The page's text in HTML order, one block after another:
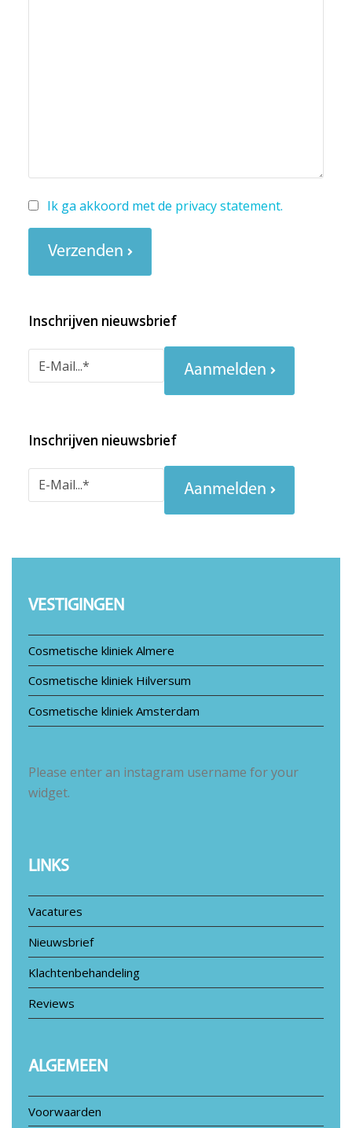
Ik ga akkoord met de privacy statement.
Verzenden
Inschrijven nieuwsbrief
Aanmelden
Inschrijven nieuwsbrief
Aanmelden
VESTIGINGEN
Cosmetische kliniek Almere
Cosmetische kliniek Hilversum
Cosmetische kliniek Amsterdam
Please enter an instagram username for your
widget.
LINKS
Vacatures
Nieuwsbrief
Klachtenbehandeling
Reviews
ALGEMEEN
Voorwaarden